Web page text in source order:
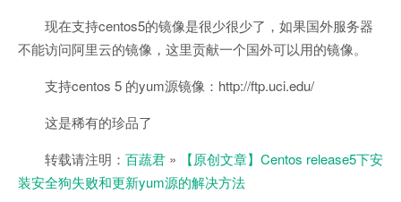
现在支持centos5的镜像是很少很少了，如果国外服务器
不能访问阿里云的镜像，这里贡献一个国外可以用的镜像。
支持centos 5 的yum源镜像：http://ftp.uci.edu/
这是稀有的珍品了
转载请注明： 百蔬君 »
【原创文章】Centos release5下安
装安全狗失败和更新yum源的解决方法